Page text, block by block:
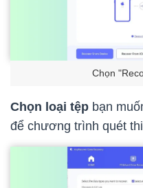
Chọn
Chọn loại tệp bạn
để chương trình quét